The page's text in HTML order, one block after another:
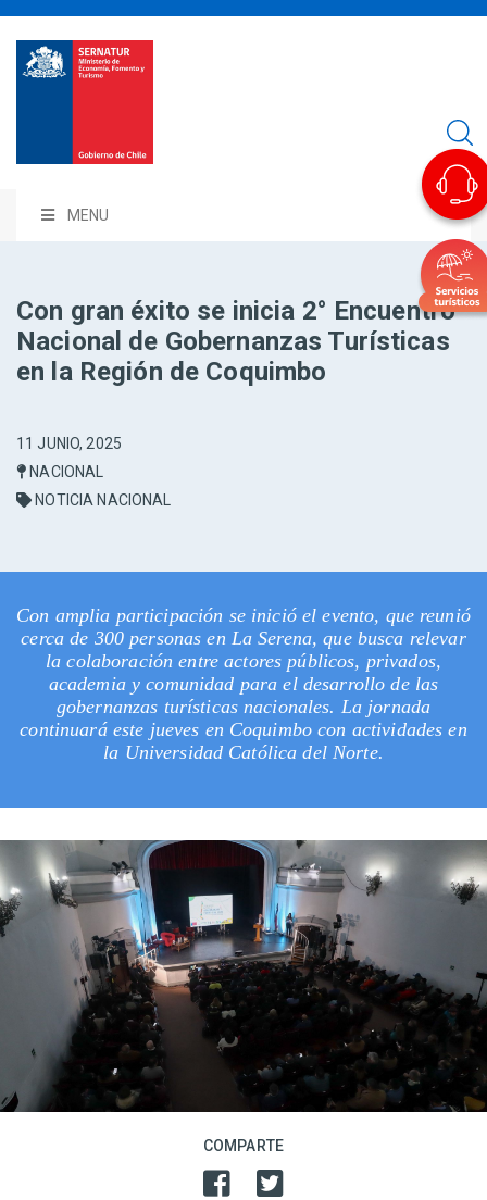
MENU
Con gran éxito se inicia 2° Encuentro
Nacional de Gobernanzas Turísticas
en la Región de Coquimbo
11 JUNIO, 2025
NACIONAL
NOTICIA NACIONAL
Con amplia participación se inició el evento, que reunió
cerca de 300 personas en La Serena, que busca relevar
la colaboración entre actores públicos, privados,
academia y comunidad para el desarrollo de las
gobernanzas turísticas nacionales. La jornada
continuará este jueves en Coquimbo con actividades en
la Universidad Católica del Norte.
COMPARTE